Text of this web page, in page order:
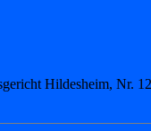
Hildesheim, Nr.